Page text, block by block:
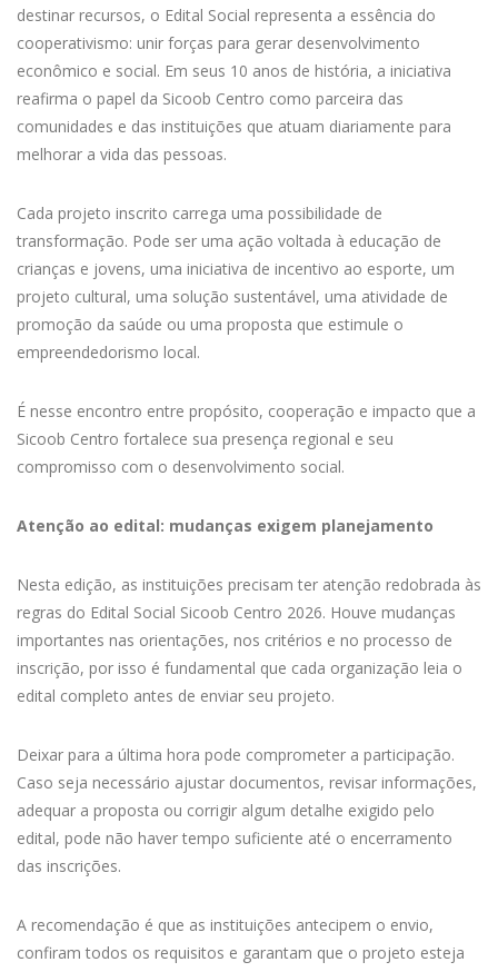
destinar recursos, o Edital Social representa a essência do
cooperativismo: unir forças para gerar desenvolvimento
econômico e social. Em seus 10 anos de história, a iniciativa
reafirma o papel da Sicoob Centro como parceira das
comunidades e das instituições que atuam diariamente para
melhorar a vida das pessoas.
Cada projeto inscrito carrega uma possibilidade de
transformação. Pode ser uma ação voltada à educação de
crianças e jovens, uma iniciativa de incentivo ao esporte, um
projeto cultural, uma solução sustentável, uma atividade de
promoção da saúde ou uma proposta que estimule o
empreendedorismo local.
É nesse encontro entre propósito, cooperação e impacto que a
Sicoob Centro fortalece sua presença regional e seu
compromisso com o desenvolvimento social.
Atenção ao edital: mudanças exigem planejamento
Nesta edição, as instituições precisam ter atenção redobrada às
regras do Edital Social Sicoob Centro 2026. Houve mudanças
importantes nas orientações, nos critérios e no processo de
inscrição, por isso é fundamental que cada organização leia o
edital completo antes de enviar seu projeto.
Deixar para a última hora pode comprometer a participação.
Caso seja necessário ajustar documentos, revisar informações,
adequar a proposta ou corrigir algum detalhe exigido pelo
edital, pode não haver tempo suficiente até o encerramento
das inscrições.
A recomendação é que as instituições antecipem o envio,
confiram todos os requisitos e garantam que o projeto esteja